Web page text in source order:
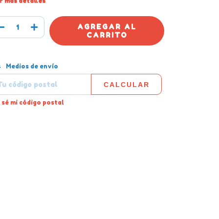
para el CP:
Medios de envío
CALCULAR
sé mi código postal